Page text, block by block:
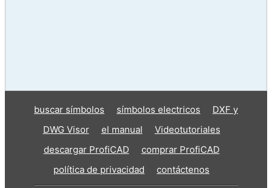
buscar símbolos símbolos electricos
DXF y
DWG Visor
el manual
Videotutoriales
descargar ProfiCAD
comprar ProfiCAD
política de privacidad
contáctenos